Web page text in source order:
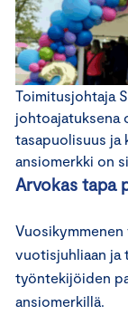
Toimitusjohtaja
johtoajatuksena
tasapuolisuus ja
ansiomerkki on
Arvokas tapa
vuotisjuhliaan ja
työntekijöiden
ansiomerkillä.